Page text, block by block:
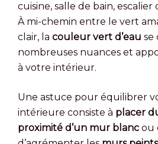
cuisine, salle de bain,
À mi-chemin entre le vert
clair, la couleur vert d’eau se
nombreuses nuances et
à votre intérieur.
Une astuce pour équilibrer
intérieure consiste à placer
proximité d’un mur blanc ou